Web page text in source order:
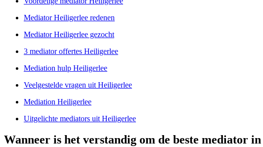
Mediator Heiligerlee redenen
Mediator Heiligerlee gezocht
3 mediator offertes Heiligerlee
Mediation hulp Heiligerlee
Veelgestelde vragen uit Heiligerlee
Mediation Heiligerlee
Uitgelichte mediators uit Heiligerlee
Wanneer is het verstandig om de beste mediator